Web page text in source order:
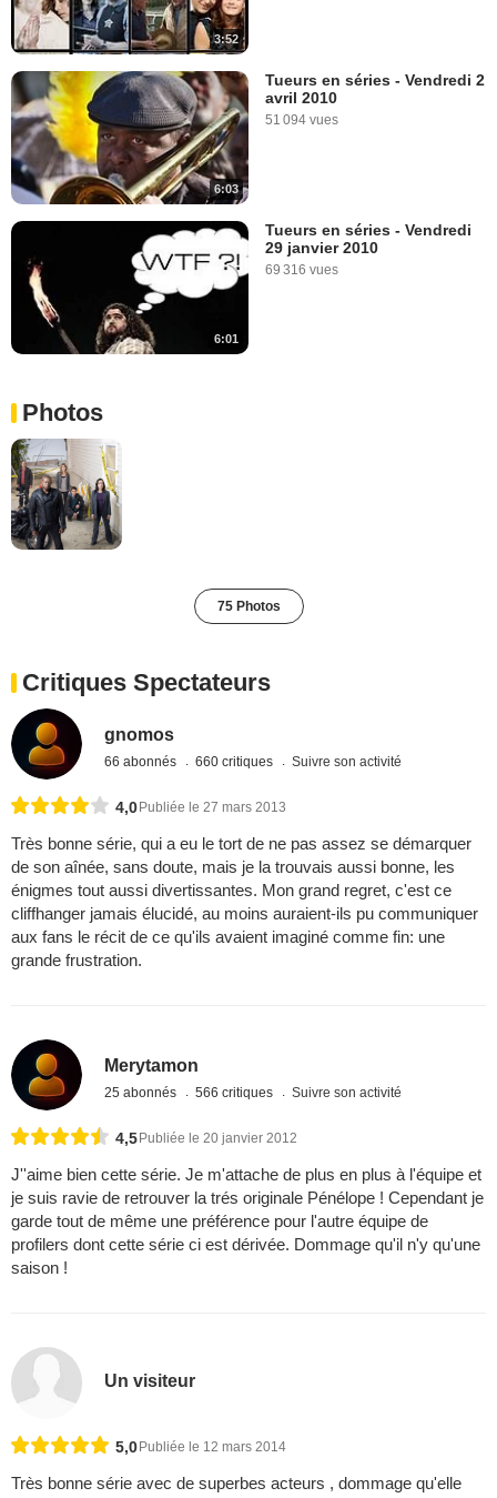
3:52
6:03
Tueurs en séries - Vendredi 2
avril 2010
51 094 vues
6:01
Tueurs en séries - Vendredi
29 janvier 2010
69 316 vues
Photos
75 Photos
Critiques Spectateurs
gnomos
66 abonnés 660 critiques Suivre son activité
4,0 Publiée le 27 mars 2013
Très bonne série, qui a eu le tort de ne pas assez se démarquer
de son aînée, sans doute, mais je la trouvais aussi bonne, les
énigmes tout aussi divertissantes. Mon grand regret, c'est ce
cliffhanger jamais élucidé, au moins auraient-ils pu communiquer
aux fans le récit de ce qu'ils avaient imaginé comme fin: une
grande frustration.
Merytamon
25 abonnés 566 critiques Suivre son activité
4,5 Publiée le 20 janvier 2012
J''aime bien cette série. Je m'attache de plus en plus à l'équipe et
je suis ravie de retrouver la trés originale Pénélope ! Cependant je
garde tout de même une préférence pour l'autre équipe de
profilers dont cette série ci est dérivée. Dommage qu'il n'y qu'une
saison !
Un visiteur
5,0Publiée le 12 mars 2014
Très bonne série avec de superbes acteurs , dommage qu'elle